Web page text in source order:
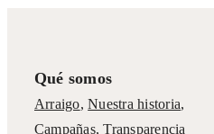
Qué somos
Arraigo,Nuestra historia,
Campañas, Transparencia